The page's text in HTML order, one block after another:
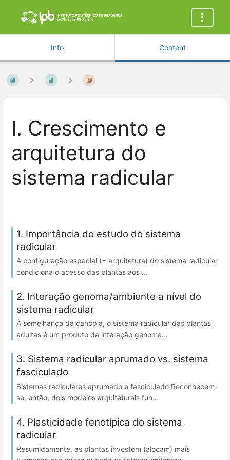
Info Content
I. Crescimento e
arquitetura do
sistema radicular
1. Importância do estudo do sistema
radicular
A configuração espacial (= arquitetura) do sistema radicular
condiciona o acesso das plantas aos ...
2. Interação genoma/ambiente a nível do
sistema radicular
À semelhança da canópia, o sistema radicular das plantas
adultas é um produto da interação genoma...
3. Sistema radicular aprumado vs. sistema
fasciculado
Sistemas radiculares aprumado e fasciculado Reconhecem-
se, então, dois modelos arquiteturais fun...
4. Plasticidade fenotípica do sistema
radicular
Resumidamente, as plantas investem (alocam) mais